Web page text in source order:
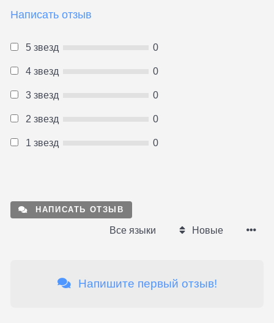
Написать отзыв
5 звезд 0
4 звезд 0
3 звезд 0
2 звезд 0
1 звезд 0
НАПИСАТЬ ОТЗЫВ
Все языки Новые
Напишите первый отзыв!